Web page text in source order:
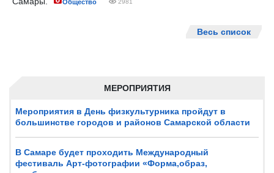
МЕРОПРИЯТИЯ
Мероприятия в День физкультурника пройдут в
большинстве городов и районов Самарской области
В Самаре будет проходить Международный
фестиваль Арт-фотографии «Форма,образ,
Общество 2981
Весь список